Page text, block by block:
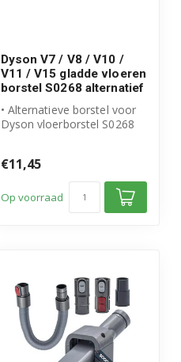
Dyson V7 / V8 / V10 /
V11 / V15 gladde vloeren
borstel S0268 alternatief
• Alternatieve borstel voor
Dyson vloerborstel S0268
€11,45
Op voorraad